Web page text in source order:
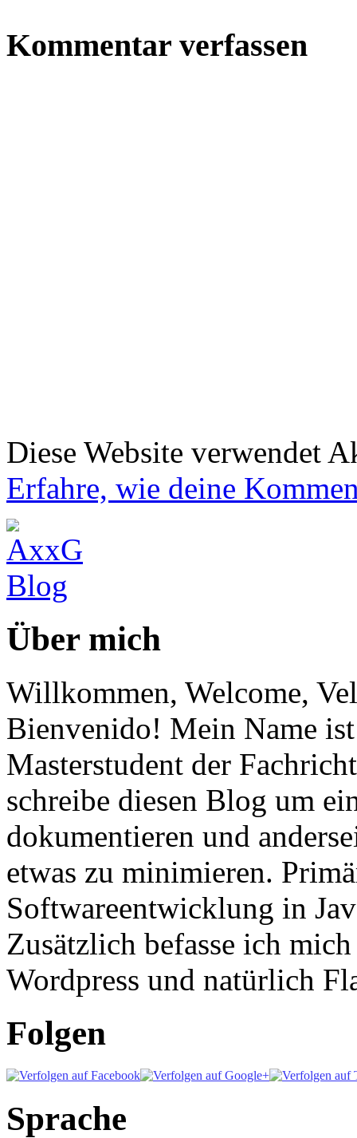
Kommentar verfassen
Diese Website verwendet
Erfahre, wie deine
Über mich
Willkommen, Welcome,
Bienvenido! Mein Name
Masterstudent der
schreibe diesen Blog um
dokumentieren und
etwas zu minimieren.
Softwareentwicklung in
Zusätzlich befasse ich
Wordpress und natürlich
Folgen
Sprache